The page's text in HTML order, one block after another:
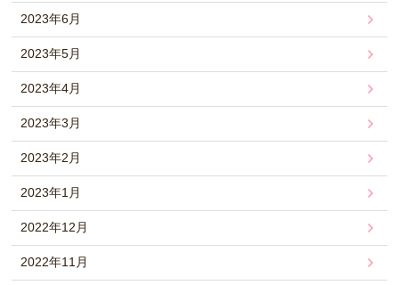
2023年6月
2023年5月
2023年4月
2023年3月
2023年2月
2023年1月
2022年12月
2022年11月